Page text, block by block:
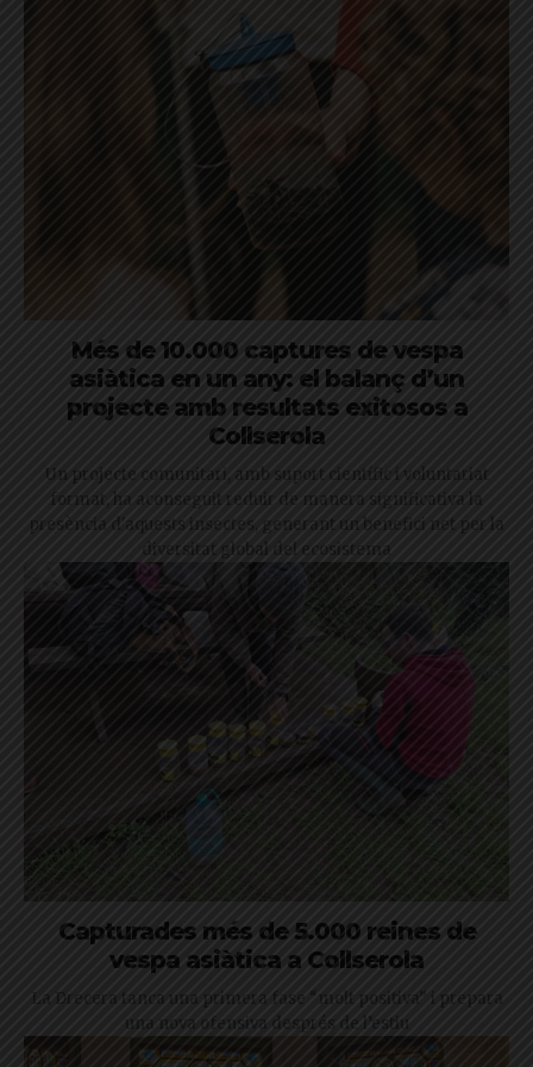
Més de 10.000 captures de vespa
asiàtica en un any: el balanç d’un
projecte amb resultats exitosos a
Collserola
Un projecte comunitari, amb suport científic i voluntariat
format, ha aconseguit reduir de manera significativa la
presència d'aquests insectes, generant un benefici net per la
diversitat global del ecosistema
Capturades més de 5.000 reines de
vespa asiàtica a Collserola
La Drecera tanca una primera fase “molt positiva” i prepara
una nova ofensiva després de l’estiu